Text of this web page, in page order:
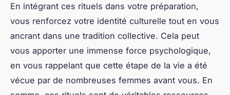
En intégrant ces rituels dans votre préparation,
vous renforcez votre identité culturelle tout en vous
ancrant dans une tradition collective. Cela peut
vous apporter une immense force psychologique,
en vous rappelant que cette étape de la vie a été
vécue par de nombreuses femmes avant vous. En